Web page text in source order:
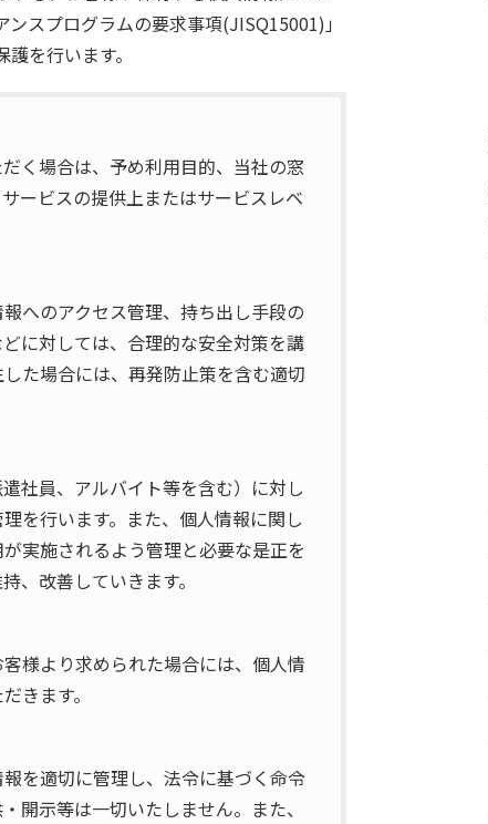
スプログラムの要求事項(JISQ15001)」
を行います。
く場合は、予め利用目的、当社の窓
ービスの提供上またはサービスレベ
へのアクセス管理、持ち出し手段の
に対しては、合理的な安全対策を講
た場合には、再発防止策を含む適切
社員、アルバイト等を含む）に対し
を行います。また、個人情報に関し
実施されるよう管理と必要な是正を
、改善していきます。
様より求められた場合には、個人情
きます。
を適切に管理し、法令に基づく命令
開示等は一切いたしません。また、